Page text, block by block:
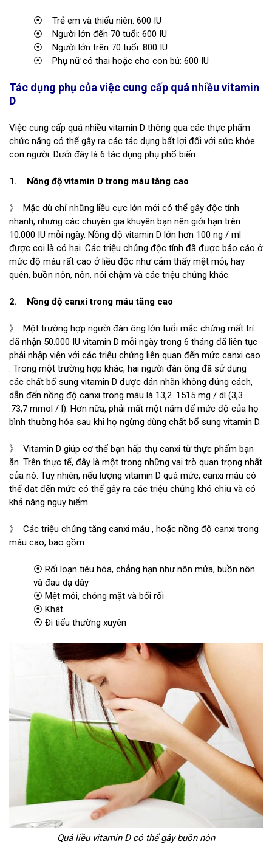
⦿ Trẻ em và thiếu niên: 600 IU
⦿ Người lớn đến 70 tuổi: 600 IU
⦿ Người lớn trên 70 tuổi: 800 IU
⦿ Phụ nữ có thai hoặc cho con bú: 600 IU
Tác dụng phụ của việc cung cấp quá nhiều vitamin
D
Việc cung cấp quá nhiều vitamin D thông qua các thực phẩm
chức năng có thể gây ra các tác dụng bất lợi đối với sức khỏe
con người. Dưới đây là 6 tác dụng phụ phổ biến:
1. Nồng độ vitamin D trong máu tăng cao
》 Mặc dù chỉ những liều cực lớn mới có thể gây độc tính
nhanh, nhưng các chuyên gia khuyên bạn nên giới hạn trên
10.000 IU mỗi ngày. Nồng độ vitamin D lớn hơn 100 ng / ml
được coi là có hại. Các triệu chứng độc tính đã được báo cáo ở
mức độ máu rất cao ở liều độc như cảm thấy mệt mỏi, hay
quên, buồn nôn, nôn, nói chậm và các triệu chứng khác.
2. Nồng độ canxi trong máu tăng cao
》 Một trường hợp người đàn ông lớn tuổi mắc chứng mất trí
đã nhận 50.000 IU vitamin D mỗi ngày trong 6 tháng đã liên tục
phải nhập viện với các triệu chứng liên quan đến mức canxi cao
. Trong một trường hợp khác, hai người đàn ông đã sử dụng
các chất bổ sung vitamin D được dán nhãn không đúng cách,
dẫn đến nồng độ canxi trong máu là 13,2 .1515 mg / dl (3,3
.73,7 mmol / l). Hơn nữa, phải mất một năm để mức độ của họ
bình thường hóa sau khi họ ngừng dùng chất bổ sung vitamin D.
》 Vitamin D giúp cơ thể bạn hấp thụ canxi từ thực phẩm bạn
ăn. Trên thực tế, đây là một trong những vai trò quan trọng nhất
của nó. Tuy nhiên, nếu lượng vitamin D quá mức, canxi máu có
thể đạt đến mức có thể gây ra các triệu chứng khó chịu và có
khả năng nguy hiểm.
》 Các triệu chứng tăng canxi máu , hoặc nồng độ canxi trong
máu cao, bao gồm:
⦿ Rối loạn tiêu hóa, chẳng hạn như nôn mửa, buồn nôn
và đau dạ dày
⦿ Mệt mỏi, chóng mặt và bối rối
⦿ Khát
⦿ Đi tiểu thường xuyên
Quá liều vitamin D có thể gây buồn nôn